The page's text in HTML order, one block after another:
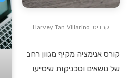
קרדיט: Harvey Tan Villarino
קורס אנימציה מקיף מגוון רחב
של נושאים וטכניקות שיסייעו